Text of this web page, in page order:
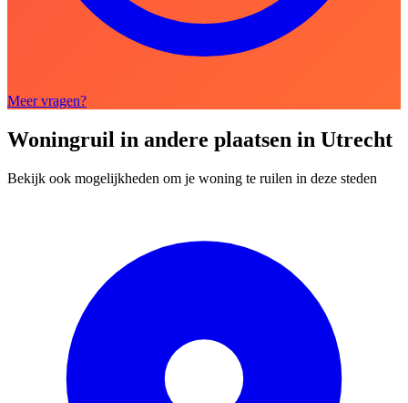
Meer vragen?
Woningruil in andere plaatsen in Utrecht
Bekijk ook mogelijkheden om je woning te ruilen in deze steden